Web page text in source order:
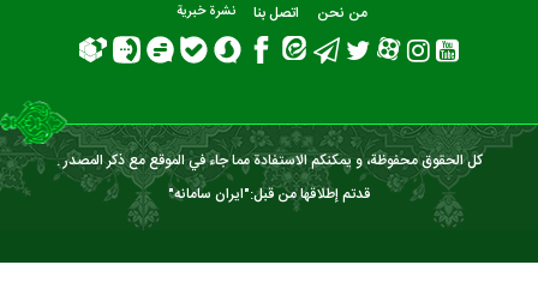
من نحن اتصل بنا نشرة‌ خبریة
كل الحقوق محفوظة، و يمكنكم الاستفادة مما جاء في الموقع مع ذكر المصدر .
قدتم إطلاقها من قبل:"ایران سامانه"